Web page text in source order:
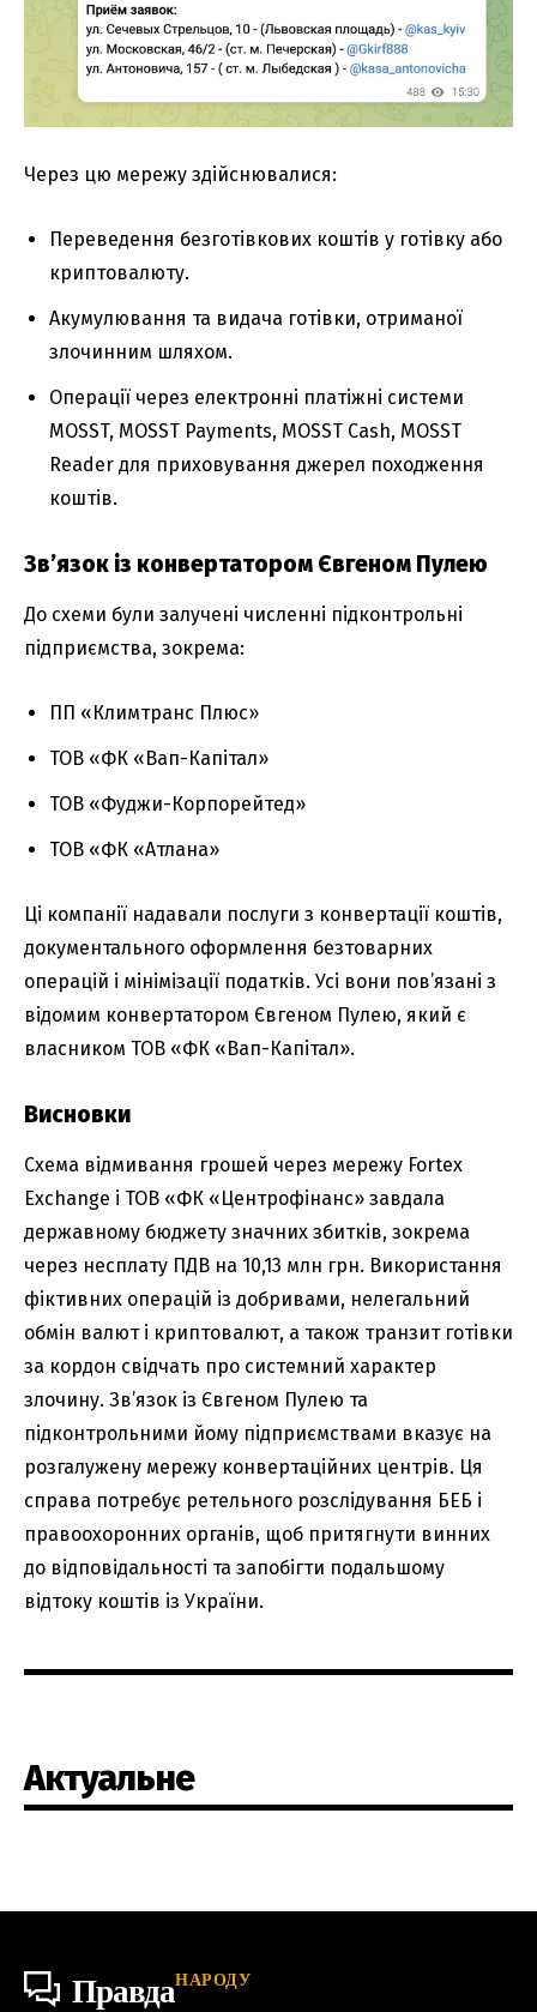
Через цю мережу здійснювалися:
Переведення безготівкових коштів у готівку або
криптовалюту.
Акумулювання та видача готівки, отриманої
злочинним шляхом.
Операції через електронні платіжні системи
MOSST, MOSST Payments, MOSST Cash, MOSST
Reader для приховування джерел походження
коштів.
Зв’язок із конвертатором Євгеном Пулею
До схеми були залучені численні підконтрольні
підприємства, зокрема:
ПП «Климтранс Плюс»
ТОВ «ФК «Вап-Капітал»
ТОВ «Фуджи-Корпорейтед»
ТОВ «ФК «Атлана»
Ці компанії надавали послуги з конвертації коштів,
документального оформлення безтоварних
операцій і мінімізації податків. Усі вони пов’язані з
відомим конвертатором Євгеном Пулею, який є
власником ТОВ «ФК «Вап-Капітал».
Висновки
Схема відмивання грошей через мережу Fortex
Exchange і ТОВ «ФК «Центрофінанс» завдала
державному бюджету значних збитків, зокрема
через несплату ПДВ на 10,13 млн грн. Використання
фіктивних операцій із добривами, нелегальний
обмін валют і криптовалют, а також транзит готівки
за кордон свідчать про системний характер
злочину. Зв’язок із Євгеном Пулею та
підконтрольними йому підприємствами вказує на
розгалужену мережу конвертаційних центрів. Ця
справа потребує ретельного розслідування БЕБ і
правоохоронних органів, щоб притягнути винних
до відповідальності та запобігти подальшому
відтоку коштів із України.
Актуальне
ПравдаНАРОДУ